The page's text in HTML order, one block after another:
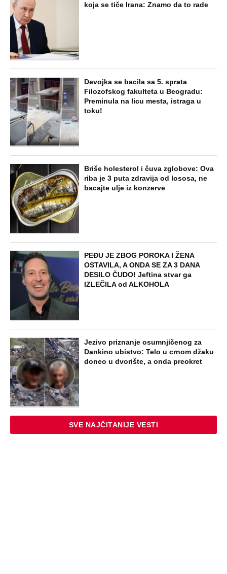
koja se tiče Irana: Znamo da to rade
Devojka se bacila sa 5. sprata
Filozofskog fakulteta u Beogradu:
Preminula na licu mesta, istraga u
toku!
Briše holesterol i čuva zglobove: Ova
riba je 3 puta zdravija od lososa, ne
bacajte ulje iz konzerve
PEĐU JE ZBOG POROKA I ŽENA
OSTAVILA, A ONDA SE ZA 3 DANA
DESILO ČUDO! Jeftina stvar ga
IZLEČILA od ALKOHOLA
Jezivo priznanje osumnjičenog za
Dankino ubistvo: Telo u crnom džaku
doneo u dvorište, a onda preokret
SVE NAJČITANIJE VESTI